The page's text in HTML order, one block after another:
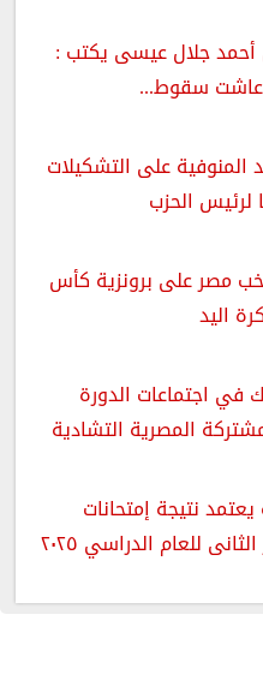
أحمد جلال عيسى يكتب :
عاشت سقوط...
على التشكيلات
لرئيس الحزب
مصر على برونزية كأس
اليد
في اجتماعات الدورة
المصرية التشادية
نتيجة إمتحانات
الإعدادية بالدور الثانى للعام الدراسي ٢٠٢٥